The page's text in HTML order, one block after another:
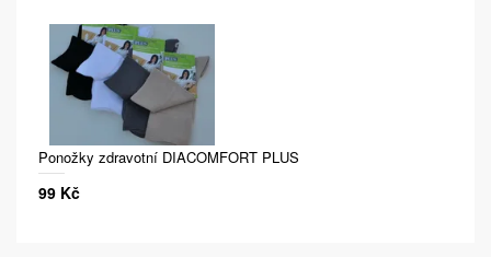
Ponožky zdravotní DIACOMFORT PLUS
99 Kč